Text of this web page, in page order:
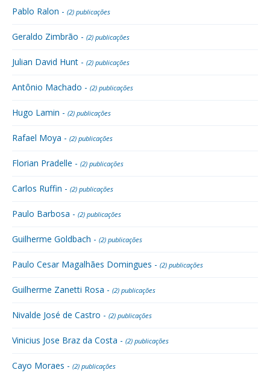
Pablo Ralon - (2) publicações
Geraldo Zimbrão - (2) publicações
Julian David Hunt - (2) publicações
Antônio Machado - (2) publicações
Hugo Lamin - (2) publicações
Rafael Moya - (2) publicações
Florian Pradelle - (2) publicações
Carlos Ruffin - (2) publicações
Paulo Barbosa - (2) publicações
Guilherme Goldbach - (2) publicações
Paulo Cesar Magalhães Domingues - (2) publicações
Guilherme Zanetti Rosa - (2) publicações
Nivalde José de Castro - (2) publicações
Vinicius Jose Braz da Costa - (2) publicações
Cayo Moraes - (2) publicações